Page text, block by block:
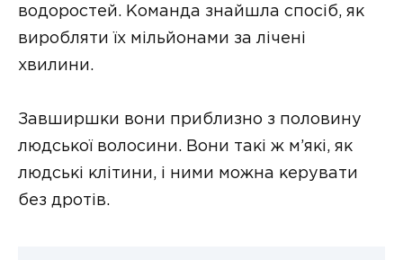
водоростей. Команда знайшла спосіб, як
виробляти їх мільйонами за лічені
хвилини.
Завширшки вони приблизно з половину
людської волосини. Вони такі ж м’які, як
людські клітини, і ними можна керувати
без дротів.